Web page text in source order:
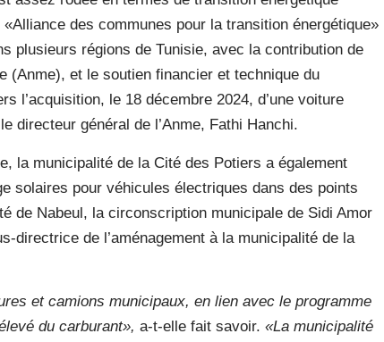
des communes pour la transition énergétique»
plusieurs régions de Tunisie, avec la contribution de
(Anme), et le soutien financier et technique du
l’acquisition, le 18 décembre 2024, d’une voiture
directeur général de l’Anme, Fathi Hanchi.
la municipalité de la Cité des Potiers a également
solaires pour véhicules électriques dans des points
de Nabeul, la circonscription municipale de Sidi Amor
directrice de l’aménagement à la municipalité de la
et camions municipaux, en lien avec le programme
du carburant», a-t-elle fait savoir. «La municipalité